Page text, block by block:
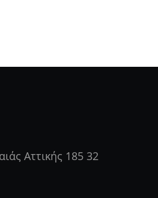
Αττικής 185 32